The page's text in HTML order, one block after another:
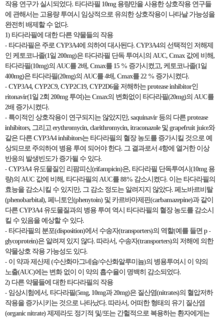
작용 연구가 실시되었다. 타다라필 10mg 용량만을 사용한 상호작용 연구들
에 관해서는 고용량 투여시 임상적으로 유의한 상호작용이 나타날 가능성을
완전히 배제할 수 없다.
1) 타다라필에 대한 다른 약물들의 작용
- 타다라필은 주로 CYP3A4에 의하여 대사된다. CYP3A4의 선택적인 저해제
인 케토코나졸(1일 200mg)은 타다라필 단독 투여시의 AUC, Cmax 값에 비해,
타다라필(10mg)의 AUC를 2배, Cmax를 15 % 증가시켰고, 케토코나졸(1일
400mg)은 타다라필(20mg)의 AUC를 4배, Cmax를 22 % 증가시켰다.
- CYP3A4, CYP2C9, CYP2C19, CYP2D6을 저해하는 protease inhibitor인
ritonavir(1일 2회 200mg 투여)는 Cmax의 변화없이 타다라필(20mg)의 AUC를
2배 증가시켰다.
- 특이적인 상호작용이 연구되지는 않았지만, saquinavir 등의 다른 protease
inhibitors, 그리고 erythromycin, clarithromycin, itraconazole 및 grapefruit juice와
같은 다른 CYP3A4 inhibitors는 타다라필의 혈장 농도를 증가시킬 것으로 예
상되므로 주의하여 병용 투여 되어야 한다. 그 결과로서 4항에 열거한 이상
반응의 발생빈도가 증가될 수 있다.
- CYP3A4 유도물질인 리팜피신(rifampicin)은, 타다라필 단독투여시(10mg 용
량)의 AUC 값에 비해, 타다라필의 AUC를 88% 감소시켰다. 이는 타다라필의
효능을 감소시킬 수 있지만, 그 감소 정도는 알려지지 않았다. 페노바르비탈
(phenobarbital), 페니토인(phenytoin) 및 카르바마제핀(carbamazepine)과 같이
다른 CYP3A4 유도물질과의 병용 투여 역시 타다라필의 혈장 농도를 감소시
킬 수 있음을 예상할 수 있다.
- 타다라필의 분포(disposition)에서 수송자(transporters)의 역할(예를 들면 p -
glycoprotein)은 알려져 있지 않다. 따라서, 수송자(transporters)의 저해에 의한
약물상호 작용 가능성도 있다.
- 이 약과 제산제 (수산화마그네슘/수산화알루미늄)의 병용투여시 이 약의
노출(AUC)에는 변화 없이 이 약의 흡수율이 명백히 감소되었다.
2) 다른 약물들에 대한 타다라필의 작용
- 임상시험에서, 타다라필(5mg, 10mg과 20mg)은 질산염(nitrates)의 혈압저하
작용을 증가시키는 것으로 나타났다. 따라서, 어떠한 형태의 유기 질산염
(organic nitrate) 제제라도 정기적 및/또는 간헐적으로 복용하는 환자에게는